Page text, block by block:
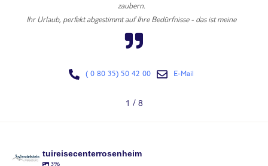
zaubern.
Ihr Urlaub, perfekt abgestimmt auf Ihre Bedürfnisse - das ist meine
Leidenschaft und Aufgabe. So entstehen Momente, an die Sie sich gerne
erinnern werden.
( 0 80 35) 50 42 00
E-Mail
1 / 8
tuireisecenterrosenheim
396